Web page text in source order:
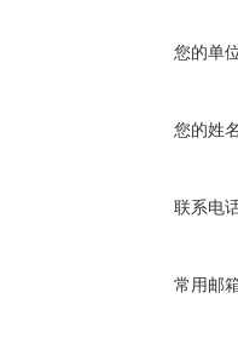
您的单
您的姓
联系电
常用邮